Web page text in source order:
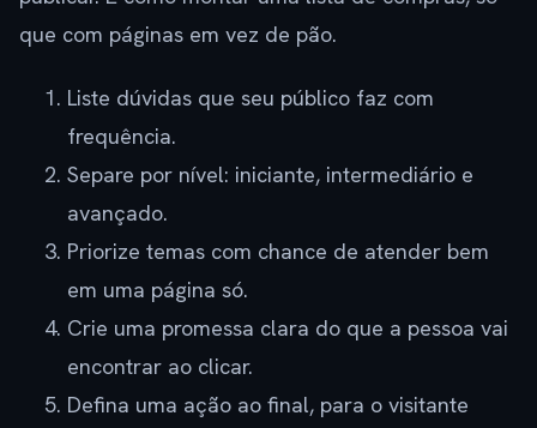
que com páginas em vez de pão.
Liste dúvidas que seu público faz com
frequência.
Separe por nível: iniciante, intermediário e
avançado.
Priorize temas com chance de atender bem
em uma página só.
Crie uma promessa clara do que a pessoa vai
encontrar ao clicar.
Defina uma ação ao final, para o visitante